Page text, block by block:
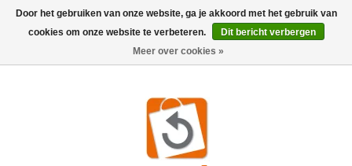
Door het gebruiken van onze website, ga je akkoord met het gebruik van
cookies om onze website te verbeteren.
Dit bericht verbergen
Meer over cookies »